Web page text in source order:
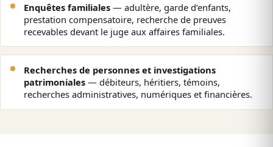
Enquêtes familiales — adultère, garde d’enfants,
prestation compensatoire, recherche de preuves
recevables devant le juge aux affaires familiales.
Recherches de personnes et investigations
patrimoniales — débiteurs, héritiers, témoins,
recherches administratives, numériques et financières.